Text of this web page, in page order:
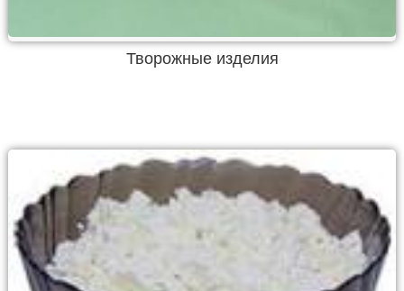
Творожные изделия